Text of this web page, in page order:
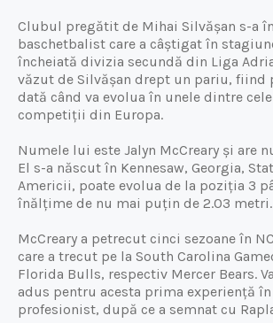
Clubul pregătit de Mihai Silvășan s-a
baschetbalist care a câștigat în
încheiată divizia secundă din Liga
văzut de Silvășan drept un pariu, fiind
dată când va evolua în unele dintre
competiții din Europa.
Numele lui este Jalyn McCreary și are
El s-a născut în Kennesaw, Georgia,
Americii, poate evolua de la poziția 3
înălțime de nu mai puțin de 2.03 metri.
McCreary a petrecut cinci sezoane în
care a trecut pe la South Carolina
Florida Bulls, respectiv Mercer Bears.
adus pentru acesta prima experiență
profesionist, după ce a semnat cu